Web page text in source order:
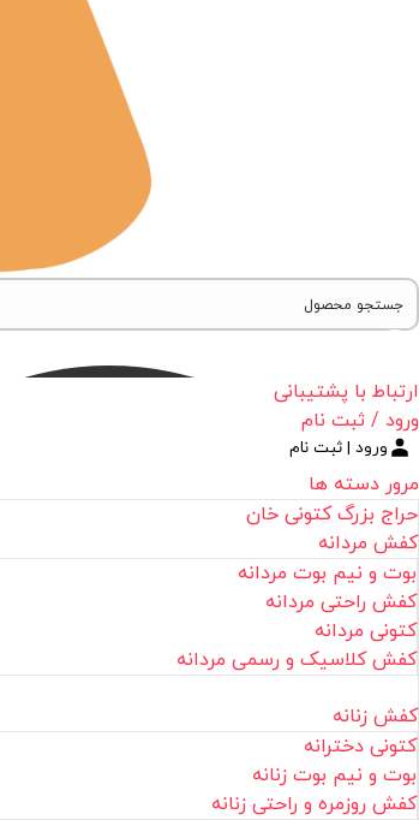
ارتباط با پشتیبانی
ورود / ثبت نام
ورود | ثبت نام
مرور دسته ها
حراج بزرگ کتونی خان
کفش مردانه
بوت و نیم بوت مردانه
کفش راحتی مردانه
کتونی مردانه
کفش کلاسیک و رسمی مردانه
کفش زنانه
کتونی دخترانه
بوت و نیم بوت زنانه
کفش روزمره و راحتی زنانه